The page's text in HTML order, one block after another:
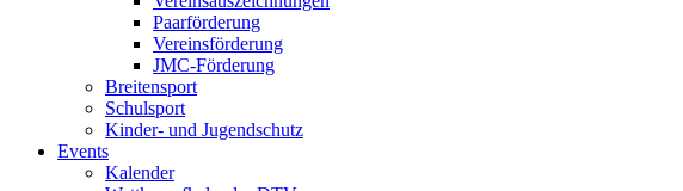
Paarförderung
Vereinsförderung
JMC-Förderung
Breitensport
Schulsport
Kinder- und Jugendschutz
Events
Kalender